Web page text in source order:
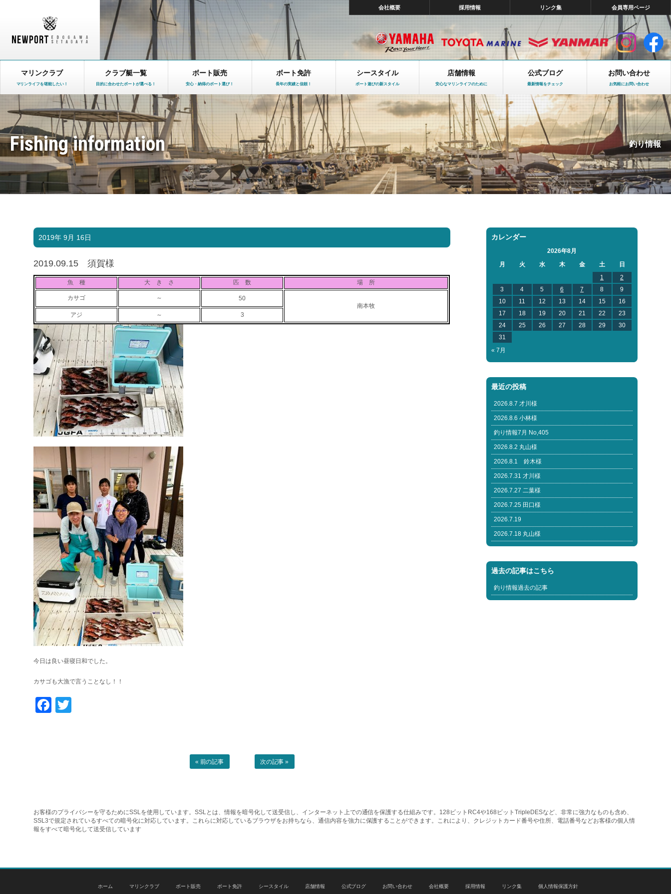
会社概要 採用情報 リンク集 会員専用ページ
マリンクラブ
マリンライフを堪能したい！
クラブ艇一覧
目的に合わせたボートが選べる！
ボート販売
安心・納得のボート選び！
ボート免許
長年の実績と信頼！
シースタイル
ボート遊びの新スタイル
店舗情報
安心なマリンライフのために
公式ブログ
最新情報をチェック
お問い合わせ
お気軽にお問い合わせ
Fishing information 釣り情報
2019年 9月 16日
2019.09.15 須賀様
魚 種 大 き さ 匹 数 場 所
カサゴ ～
50
南本牧
アジ
～ 3
今日は良い昼寝日和でした。
カサゴも大漁で言うことなし！！
Facebook
« 前の記事 次の記事 »
カレンダー
2026年8月
月
火 水 木 金 土
日
1
2
3
4 5 6 7 8
9
10
11 12 13 14 15
16
17
18 19 20 21 22
23
24
25 26 27 28 29
30
31
« 7月
最近の投稿
2026.8.7 才川様
2026.8.6 小林様
釣り情報7月 No,405
2026.8.2 丸山様
2026.8.1 鈴木様
2026.7.31 才川様
2026.7.27 二葉様
2026.7.25 田口様
2026.7.19
2026.7.18 丸山様
過去の記事はこちら
釣り情報過去の記事
お客様のプライバシーを守るためにSSLを使用しています。SSLとは、情報を暗号化して送受信し、インターネット上での通信を保護する仕組みです。128ビットRC4や168ビットTripleDESなど、非常に強力なものも含め、
SSL3で規定されているすべての暗号化に対応しています。これらに対応しているブラウザをお持ちなら、通信内容を強力に保護することができます。これにより、クレジットカード番号や住所、電話番号などお客様の個人情
報をすべて暗号化して送受信しています
ホーム マリンクラブ ボート販売 ボート免許 シースタイル 店舗情報 公式ブログ お問い合わせ 会社概要 採用情報 リンク集 個人情報保護方針